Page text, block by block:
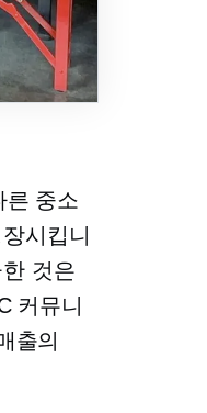
중소
시킵니
것은
커뮤니
출의